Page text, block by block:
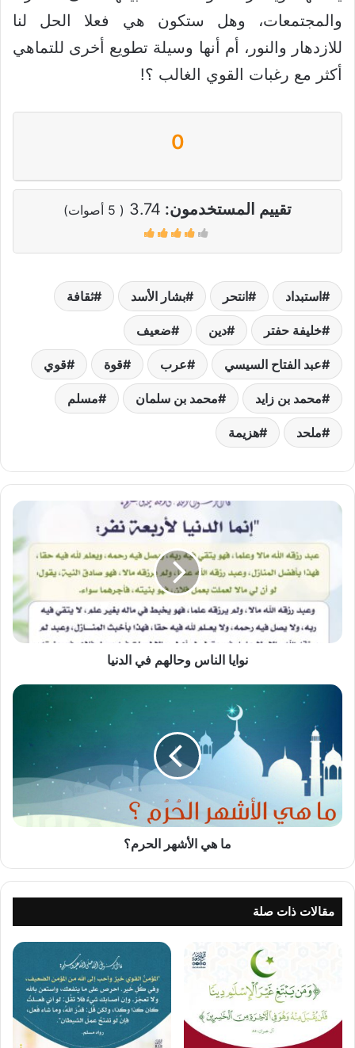
والمجتمعات، وهل ستكون هي فعلا الحل لنا
للازدهار والنور، أم أنها وسيلة تطويع أخرى للتماهي
أكثر مع رغبات القوي الغالب ؟!
0
تقييم المستخدمون: 3.74
(
5 أصوات)
استبداد انتحر بشار الأسد ثقافة
خليفة حفتر دين ضعيف
عبد الفتاح السيسي عرب قوة قوي
محمد بن زايد محمد بن سلمان مسلم
ملحد هزيمة
نوايا
وحالهم
نوايا الناس وحالهم في الدنيا
ما
الأشهر
الحرم؟
ما هي الأشهر الحرم؟
مقالات ذات صلة